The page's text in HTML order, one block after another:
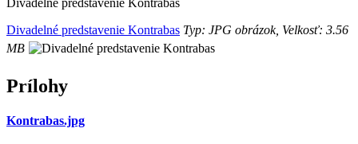
Divadelné predstavenie Kontrabas Typ: JPG obrázok, Velkosť: 3.56
MB
Prílohy
Kontrabas.jpg